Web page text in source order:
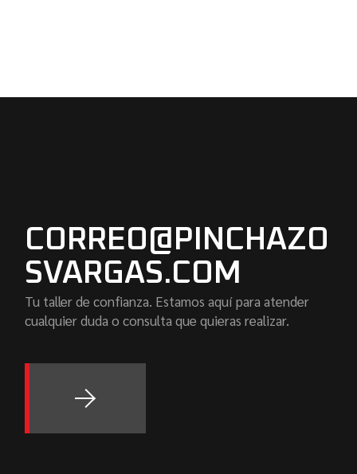
CORREO@PINCHAZO
SVARGAS.COM
Tu taller de confianza. Estamos aquí para atender
cualquier duda o consulta que quieras realizar.